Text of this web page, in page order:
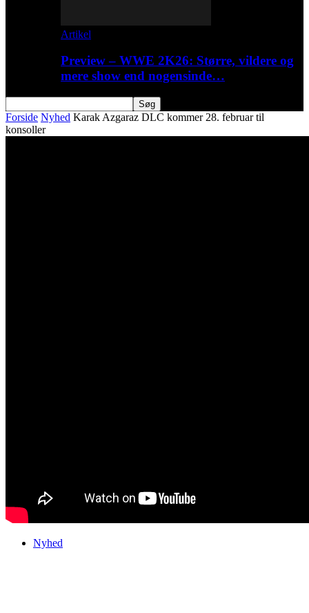
Artikel
Preview – WWE 2K26: Større, vildere og
mere show end nogensinde…
Forside Nyhed Karak Azgaraz DLC kommer 28. februar til
konsoller
Nyhed